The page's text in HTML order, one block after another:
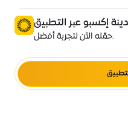
العالمي للمرأة 2025
Price • مجاناً
إكسبو عبر التطبيق
حمّله الآن لتجربة أفضل.